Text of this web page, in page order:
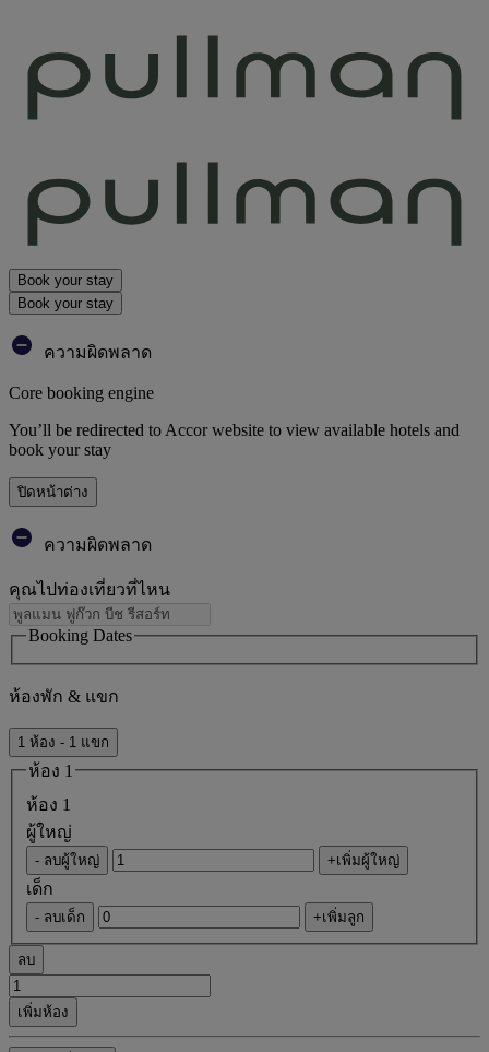
Book your stay
Book your stay
ความผิดพลาด
Core booking engine
You’ll be redirected to Accor website to view available hotels and
book your stay
ปิดหน้าต่าง
ความผิดพลาด
คุณไปท่องเที่ยวที่ไหน
Booking Dates
ห้องพัก & แขก
1 ห้อง - 1 แขก
ห้อง 1
ห้อง 1
ผู้ใหญ่
- ลบผู้ใหญ่ +เพิ่มผู้ใหญ่
เด็ก
- ลบเด็ก +เพิ่มลูก
ลบ
เพิ่มห้อง